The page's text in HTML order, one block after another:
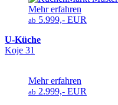
Mehr erfahren
ab 5.999,- EUR
U-Küche
Koje 31
Mehr erfahren
ab 2.999,- EUR